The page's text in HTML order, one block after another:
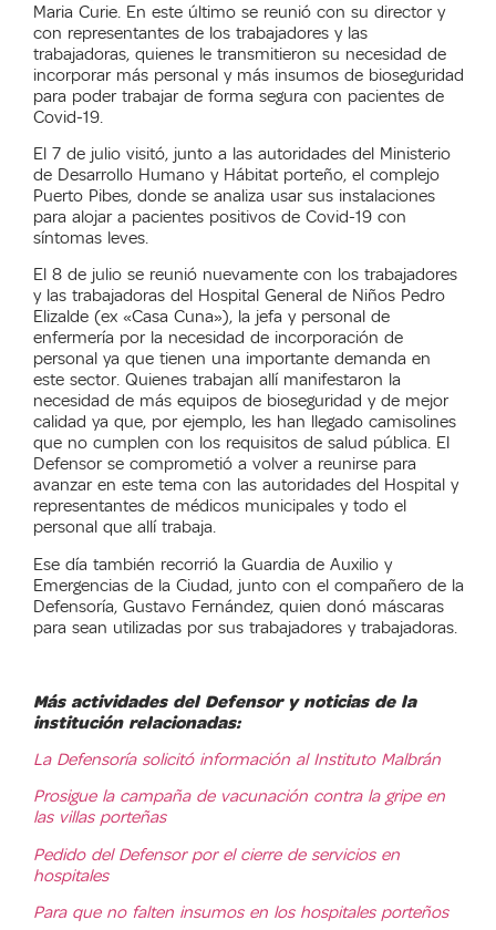
Maria Curie. En este último se reunió con su director y
con representantes de los trabajadores y las
trabajadoras, quienes le transmitieron su necesidad de
incorporar más personal y más insumos de bioseguridad
para poder trabajar de forma segura con pacientes de
Covid-19.
El 7 de julio visitó, junto a las autoridades del Ministerio
de Desarrollo Humano y Hábitat porteño, el complejo
Puerto Pibes, donde se analiza usar sus instalaciones
para alojar a pacientes positivos de Covid-19 con
síntomas leves.
El 8 de julio se reunió nuevamente con los trabajadores
y las trabajadoras del Hospital General de Niños Pedro
Elizalde (ex «Casa Cuna»), la jefa y personal de
enfermería por la necesidad de incorporación de
personal ya que tienen una importante demanda en
este sector. Quienes trabajan allí manifestaron la
necesidad de más equipos de bioseguridad y de mejor
calidad ya que, por ejemplo, les han llegado camisolines
que no cumplen con los requisitos de salud pública. El
Defensor se comprometió a volver a reunirse para
avanzar en este tema con las autoridades del Hospital y
representantes de médicos municipales y todo el
personal que allí trabaja.
Ese día también recorrió la Guardia de Auxilio y
Emergencias de la Ciudad, junto con el compañero de la
Defensoría, Gustavo Fernández, quien donó máscaras
para sean utilizadas por sus trabajadores y trabajadoras.
Más actividades del Defensor y noticias de la
institución relacionadas:
La Defensoría solicitó información al Instituto Malbrán
Prosigue la campaña de vacunación contra la gripe en
las villas porteñas
Pedido del Defensor por el cierre de servicios en
hospitales
Para que no falten insumos en los hospitales porteños